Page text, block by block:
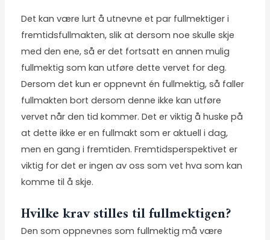
Det kan være lurt å utnevne et par fullmektiger i
fremtidsfullmakten, slik at dersom noe skulle skje
med den ene, så er det fortsatt en annen mulig
fullmektig som kan utføre dette vervet for deg.
Dersom det kun er oppnevnt én fullmektig, så faller
fullmakten bort dersom denne ikke kan utføre
vervet når den tid kommer. Det er viktig å huske på
at dette ikke er en fullmakt som er aktuell i dag,
men en gang i fremtiden. Fremtidsperspektivet er
viktig for det er ingen av oss som vet hva som kan
komme til å skje.
Hvilke krav stilles til fullmektigen?
Den som oppnevnes som fullmektig må være